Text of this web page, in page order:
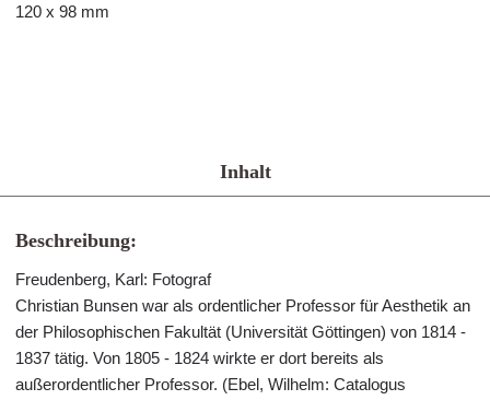
120 x 98 mm
Inhalt
Beschreibung:
Freudenberg, Karl: Fotograf
Christian Bunsen war als ordentlicher Professor für Aesthetik an
der Philosophischen Fakultät (Universität Göttingen) von 1814 -
1837 tätig. Von 1805 - 1824 wirkte er dort bereits als
außerordentlicher Professor. (Ebel, Wilhelm: Catalogus